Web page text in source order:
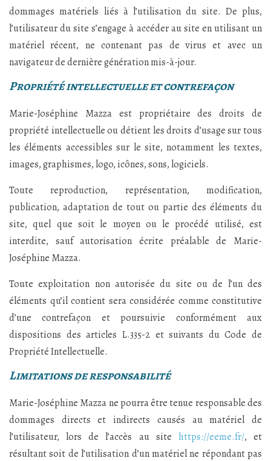
dommages matériels liés à l’utilisation du site. De plus,
l’utilisateur du site s’engage à accéder au site en utilisant un
matériel récent, ne contenant pas de virus et avec un
navigateur de dernière génération mis-à-jour.
Propriété intellectuelle et contrefaçon
Marie-Joséphine Mazza est propriétaire des droits de
propriété intellectuelle ou détient les droits d’usage sur tous
les éléments accessibles sur le site, notamment les textes,
images, graphismes, logo, icônes, sons, logiciels.
Toute reproduction, représentation, modification,
publication, adaptation de tout ou partie des éléments du
site, quel que soit le moyen ou le procédé utilisé, est
interdite, sauf autorisation écrite préalable de Marie-
Joséphine Mazza.
Toute exploitation non autorisée du site ou de l’un des
éléments qu’il contient sera considérée comme constitutive
d’une contrefaçon et poursuivie conformément aux
dispositions des articles L.335-2 et suivants du Code de
Propriété Intellectuelle.
Limitations de responsabilité
Marie-Joséphine Mazza ne pourra être tenue responsable des
dommages directs et indirects causés au matériel de
l’utilisateur, lors de l’accès au site https://eeme.fr/, et
résultant soit de l’utilisation d’un matériel ne répondant pas